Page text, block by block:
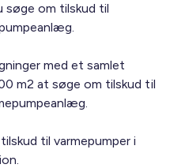
søge om tilskud til
med et samlet
m2 at søge om tilskud til
til varmepumper i